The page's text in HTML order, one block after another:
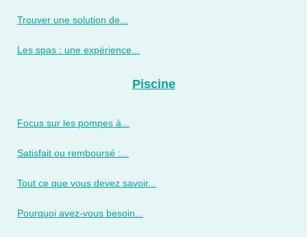
Trouver une solution de...
Les spas : une expérience...
Piscine
Focus sur les pompes à...
Satisfait ou remboursé :...
Tout ce que vous devez savoir...
Pourquoi avez-vous besoin...